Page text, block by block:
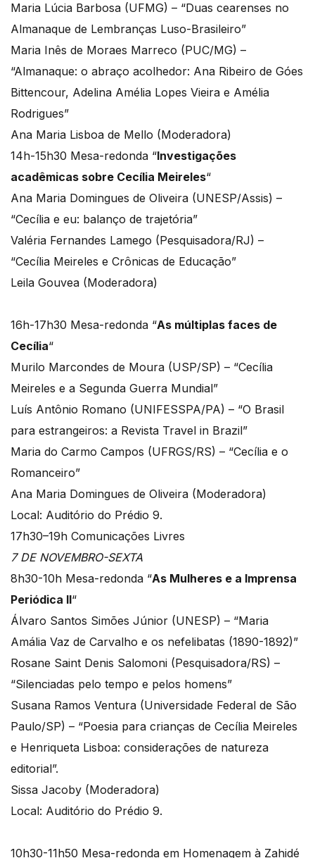
Maria Lúcia Barbosa (UFMG) – “Duas cearenses no
Almanaque de Lembranças Luso-Brasileiro”
Maria Inês de Moraes Marreco (PUC/MG) –
“Almanaque: o abraço acolhedor: Ana Ribeiro de Góes
Bittencour, Adelina Amélia Lopes Vieira e Amélia
Rodrigues”
Ana Maria Lisboa de Mello (Moderadora)
14h-15h30 Mesa-redonda “Investigações
acadêmicas sobre Cecília Meireles“
Ana Maria Domingues de Oliveira (UNESP/Assis) –
“Cecília e eu: balanço de trajetória”
Valéria Fernandes Lamego (Pesquisadora/RJ) –
“Cecília Meireles e Crônicas de Educação”
Leila Gouvea (Moderadora)
16h-17h30 Mesa-redonda “As múltiplas faces de
Cecília“
Murilo Marcondes de Moura (USP/SP) – “Cecília
Meireles e a Segunda Guerra Mundial”
Luís Antônio Romano (UNIFESSPA/PA) – “O Brasil
para estrangeiros: a Revista Travel in Brazil”
Maria do Carmo Campos (UFRGS/RS) – “Cecília e o
Romanceiro”
Ana Maria Domingues de Oliveira (Moderadora)
Local: Auditório do Prédio 9.
17h30–19h Comunicações Livres
7 DE NOVEMBRO-SEXTA
8h30-10h Mesa-redonda “As Mulheres e a Imprensa
Periódica II“
Álvaro Santos Simões Júnior (UNESP) – “Maria
Amália Vaz de Carvalho e os nefelibatas (1890-1892)”
Rosane Saint Denis Salomoni (Pesquisadora/RS) –
“Silenciadas pelo tempo e pelos homens”
Susana Ramos Ventura (Universidade Federal de São
Paulo/SP) – “Poesia para crianças de Cecília Meireles
e Henriqueta Lisboa: considerações de natureza
editorial”.
Sissa Jacoby (Moderadora)
Local: Auditório do Prédio 9.
10h30-11h50 Mesa-redonda em Homenagem à Zahidé